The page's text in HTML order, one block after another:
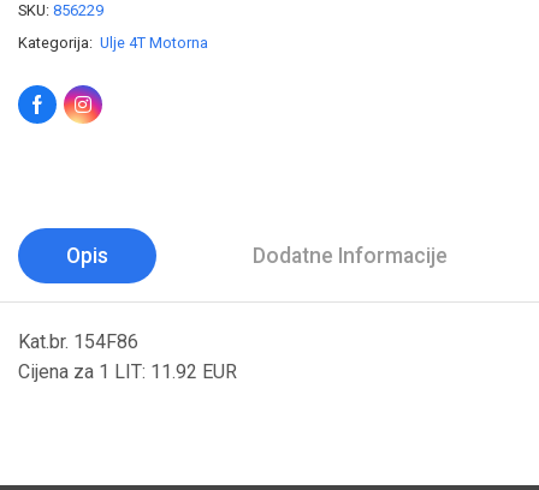
SKU: 856229
Kategorija: Ulje 4T Motorna
Opis Dodatne Informacije
Kat.br. 154F86
Cijena za 1 LIT: 11.92 EUR